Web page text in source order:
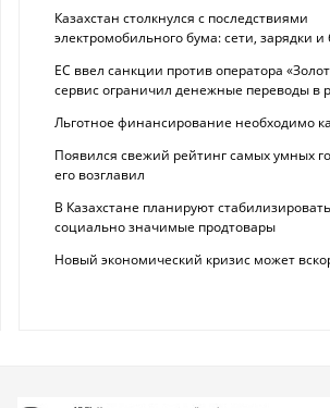
Казахстан столкнулся с последствиями
электромобильного бума: сети, зарядки и
ЕС ввел санкции против оператора
сервис ограничил денежные переводы в
Льготное финансирование необходимо
Появился свежий рейтинг самых умных
его возглавил
В Казахстане планируют
социально значимые продтовары
Новый экономический кризис может